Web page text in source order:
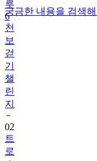
궁금한 내용을 검색
천
보
걷
기
챌
린
지
02
트
로
스
트